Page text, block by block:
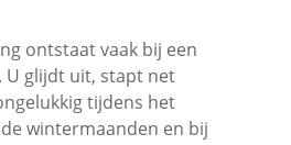
ontstaat vaak bij een
U glijdt uit, stapt net
tijdens het
wintermaanden en bij